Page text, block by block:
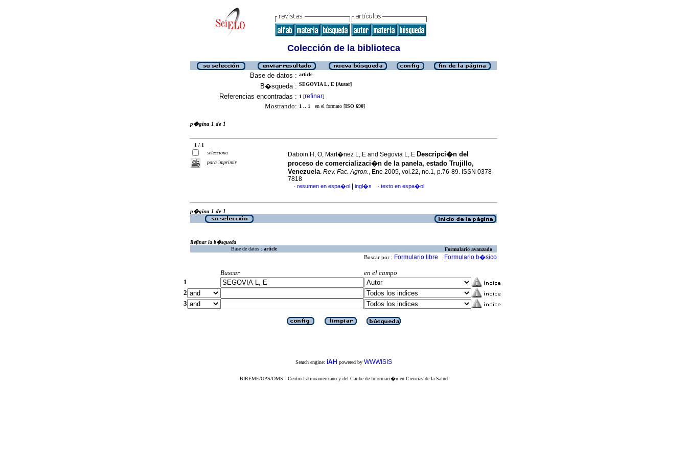
Colección de la biblioteca
Base de datos : article
B�squeda : SEGOVIA L, E [Autor]
Referencias encontradas : 1 [refinar]
Mostrando: 1 .. 1 en el formato [ISO 690]
p�gina 1 de 1
1 / 1
selecciona
para imprimir
Daboin H, O, Mart�nez L, E and Segovia L, E Descripci�n del
proceso de comercializaci�n de la panela, estado Trujillo,
Venezuela. Rev. Fac. Agron., Ene 2005, vol.22, no.1, p.76-89. ISSN 0378-
7818
· resumen en espa�ol ingl�s · texto en espa�ol
p�gina 1 de 1
Refinar la b�squeda
Base de datos : article Formulario avanzado
Buscar por : Formulario libre Formulario b�sico
Buscar
en el campo
1
2
3
Search engine: iAH powered by WWWISIS
BIREME/OPS/OMS - Centro Latinoamericano y del Caribe de Informaci�n en Ciencias de la Salud